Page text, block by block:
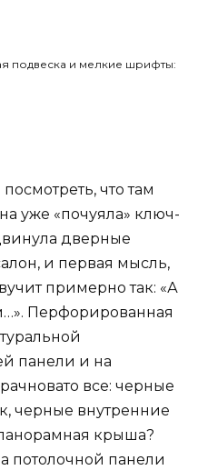
что там
уже «почуяла» ключ-
дверные
и первая мысль,
примерно так: «А
Перфорированная
панели и на
все: черные
черные внутренние
крыша?
потолочной панели